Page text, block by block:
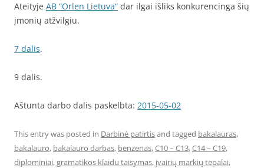
Ateityje AB “Orlen Lietuva“ dar ilgai išliks konkurencinga šių
įmonių atžvilgiu.
7 dalis.
9 dalis.
Aštunta darbo dalis paskelbta: 2015-05-02
This entry was posted in Darbinė patirtisand tagged bakalauras,
bakalauro, bakalauro darbas, benzenas,C10 – C13,C14 – C19,
diplominiai,gramatikos klaidu taisymas, įvairių markių tepalai,